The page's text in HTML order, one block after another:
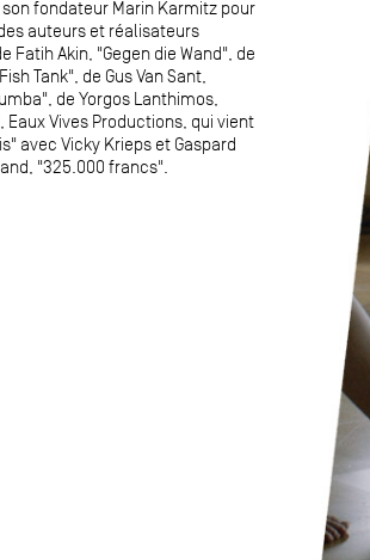
fondateur Marin Karmitz pour
auteurs et réalisateurs
Akin, "Gegen die Wand", de
Tank", de Gus Van Sant,
de Yorgos Lanthimos,
Vives Productions, qui vient
avec Vicky Krieps et Gaspard
"325.000 francs".